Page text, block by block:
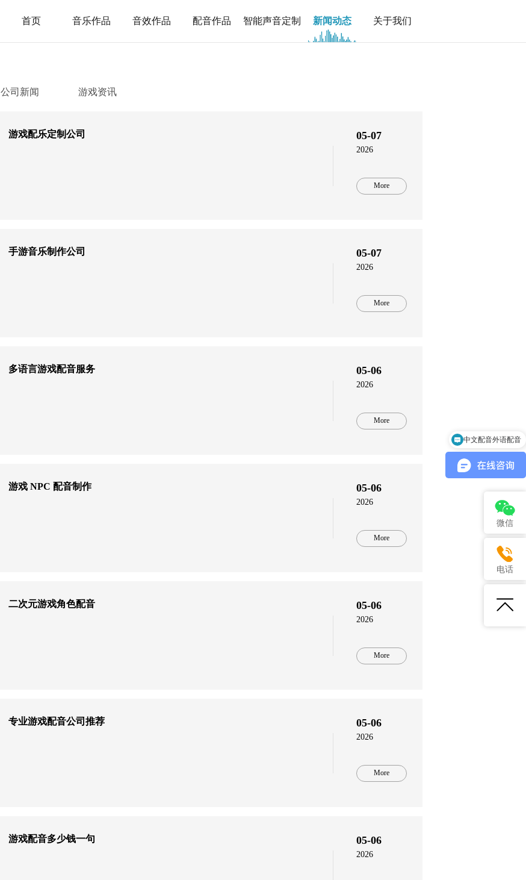
首页 音乐作品 音效作品 配音作品 智能声音定制 新闻动态 关于我们
公司新闻 游戏资讯
游戏配乐定制公司 05-07
2026
More
手游音乐制作公司 05-07
2026
More
多语言游戏配音服务 05-06
2026
More
游戏 NPC 配音制作 05-06
2026
More
二次元游戏角色配音 05-06
2026
More
专业游戏配音公司推荐 05-06
2026
More
游戏配音多少钱一句 05-06
2026
微信
电话
游戏音乐制作